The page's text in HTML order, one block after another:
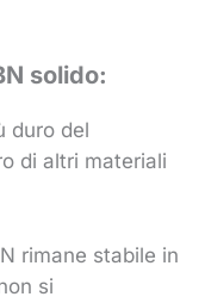
solido:
duro del
di altri materiali
rimane stabile in
si